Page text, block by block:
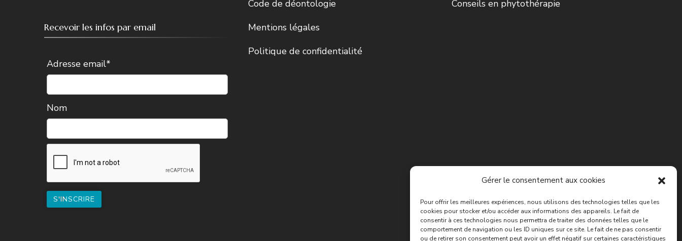
Gérer le consentement aux cookies
Pour offrir les meilleures expériences, nous utilisons des technologies telles que les
cookies pour stocker et/ou accéder aux informations des appareils. Le fait de
consentir à ces technologies nous permettra de traiter des données telles que le
comportement de navigation ou les ID uniques sur ce site. Le fait de ne pas consentir
ou de retirer son consentement peut avoir un effet négatif sur certaines caractéristiques
Recevoir les infos par email
Adresse email*
Nom
Code de déontologie
Mentions légales
Politique de confidentialité
Conseils en phytothérapie